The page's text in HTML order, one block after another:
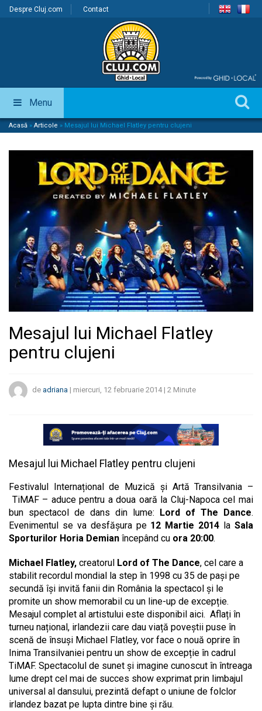
Despre Cluj.com Contact
Menu
Acasă » Articole » Mesajul lui Michael Flatley pentru clujeni
Mesajul lui Michael Flatley
pentru clujeni
de adriana | miercuri, 12 februarie 2014| 2 Minute
Mesajul lui Michael Flatley pentru clujeni
Festivalul Internațional de Muzică și Artă Transilvania –
TiMAF – aduce pentru a doua oară la Cluj-Napoca cel mai
bun spectacol de dans din lume: Lord of The Dance.
Evenimentul se va desfășura pe 12 Martie 2014 laSala
Sporturilor Horia Demian începând cu ora 20:00.
Michael Flatley, creatorul Lord of The Dance, cel care a
stabilit recordul mondial la step în 1998 cu 35 de pași pe
secundă își invită fanii din România la spectacol și le
promite un show memorabil cu un line-up de excepție.
Mesajul complet al artistului este disponibil aici. Aflați în
turneu național, irlandezii care dau viață poveștii puse în
scenă de însuși Michael Flatley, vor face o nouă oprire în
Inima Transilvaniei pentru un show de excepție în cadrul
TiMAF. Spectacolul de sunet și imagine cunoscut în întreaga
lume drept cel mai de succes show exprimat prin limbajul
universal al dansului, prezintă defapt o uniune de folclor
irlandez bazat pe lupta dintre bine și rău.